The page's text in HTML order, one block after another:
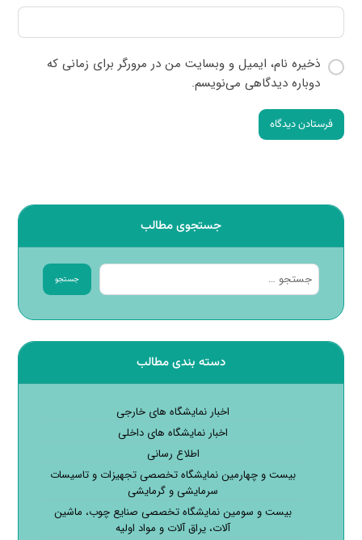
ذخیره نام، ایمیل و وبسایت من در مرورگر برای زمانی که
دوباره دیدگاهی می‌نویسم.
فرستادن دیدگاه
جستجوی مطالب
جستجو
دسته بندی مطالب
اخبار نمایشگاه های خارجی
اخبار نمایشگاه های داخلی
اطلاع رسانی
بیست و چهارمین نمایشگاه تخصصی تجهیزات و تاسیسات
سرمایشی و گرمایشی
بیست و سومین نمایشگاه تخصصی صنایع چوب، ماشین
آلات، یراق آلات و مواد اولیه